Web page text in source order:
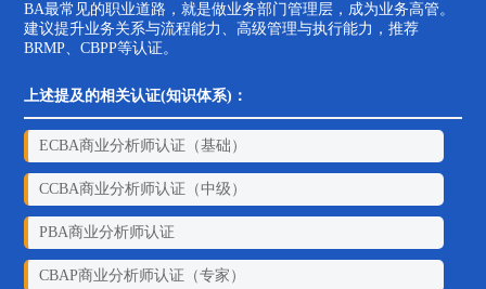
BA最常见的职业道路，就是做业务部门管理层，成为业务高管。
建议提升业务关系与流程能力、高级管理与执行能力，推荐
BRMP、CBPP等认证。
上述提及的相关认证(知识体系)：
ECBA商业分析师认证（基础）
CCBA商业分析师认证（中级）
PBA商业分析师认证
CBAP商业分析师认证（专家）